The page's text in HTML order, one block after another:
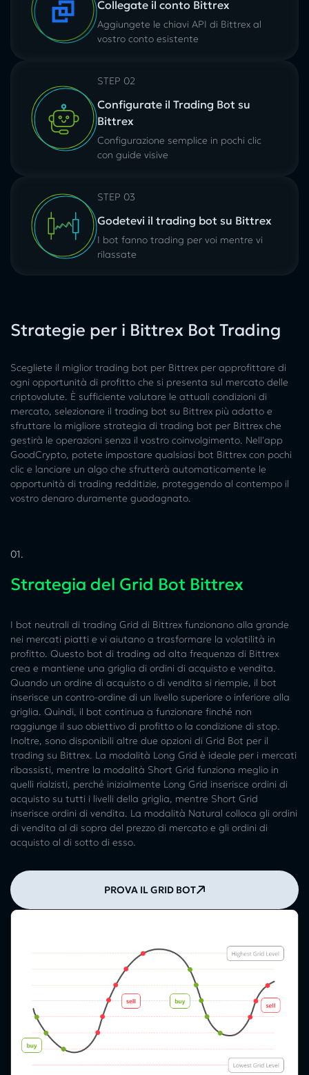
Collegate il conto Bittrex
Aggiungete le chiavi API di Bittrex al
vostro conto esistente
STEP 02
Configurate il Trading Bot su
Bittrex
Configurazione semplice in pochi clic
con guide visive
STEP 03
Godetevi il trading bot su Bittrex
I bot fanno trading per voi mentre vi
rilassate
Strategie per i Bittrex Bot Trading
Scegliete il miglior trading bot per Bittrex per approfittare di
ogni opportunità di profitto che si presenta sul mercato delle
criptovalute. È sufficiente valutare le attuali condizioni di
mercato, selezionare il trading bot su Bittrex più adatto e
sfruttare la migliore strategia di trading bot per Bittrex che
gestirà le operazioni senza il vostro coinvolgimento. Nell'app
GoodCrypto, potete impostare qualsiasi bot Bittrex con pochi
clic e lanciare un algo che sfrutterà automaticamente le
opportunità di trading redditizie, proteggendo al contempo il
vostro denaro duramente guadagnato.
01.
Strategia del Grid Bot Bittrex
I bot neutrali di trading Grid di Bittrex funzionano alla grande
nei mercati piatti e vi aiutano a trasformare la volatilità in
profitto. Questo bot di trading ad alta frequenza di Bittrex
crea e mantiene una griglia di ordini di acquisto e vendita.
Quando un ordine di acquisto o di vendita si riempie, il bot
inserisce un contro-ordine di un livello superiore o inferiore alla
griglia. Quindi, il bot continua a funzionare finché non
raggiunge il suo obiettivo di profitto o la condizione di stop.
Inoltre, sono disponibili altre due opzioni di Grid Bot per il
trading su Bittrex. La modalità Long Grid è ideale per i mercati
ribassisti, mentre la modalità Short Grid funziona meglio in
quelli rialzisti, perché inizialmente Long Grid inserisce ordini di
acquisto su tutti i livelli della griglia, mentre Short Grid
inserisce ordini di vendita. La modalità Natural colloca gli ordini
di vendita al di sopra del prezzo di mercato e gli ordini di
acquisto al di sotto di esso.
PROVA IL GRID BOT